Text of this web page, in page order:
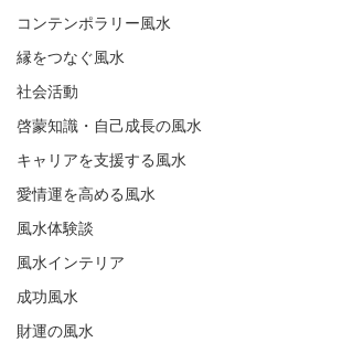
コンテンポラリー風水
縁をつなぐ風水
社会活動
啓蒙知識・自己成長の風水
キャリアを支援する風水
愛情運を高める風水
風水体験談
風水インテリア
成功風水
財運の風水